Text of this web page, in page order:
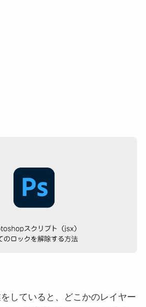
していると、どこかのレイヤー